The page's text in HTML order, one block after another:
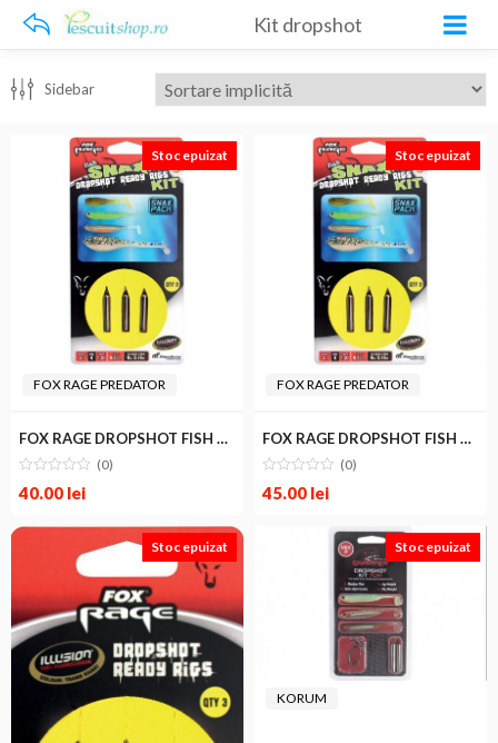
Kit dropshot
Sidebar
Stoc epuizat
FOX RAGE PREDATOR
FOX RAGE DROPSHOT FISH SNAX KIT 5gr
(0)
40.00 lei
Stoc epuizat
FOX RAGE PREDATOR
FOX RAGE DROPSHOT FISH SNAX KIT 7gr
(0)
45.00 lei
Stoc epuizat Stoc epuizat
KORUM